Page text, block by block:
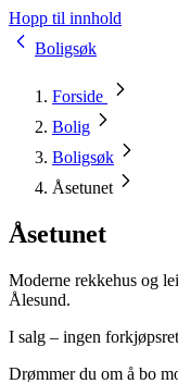
Hopp til innhold
Boligsøk
Forside
Bolig
Boligsøk
Åsetunet
Åsetunet
Moderne rekkehus og
Ålesund.
I salg – ingen
Drømmer du om å bo